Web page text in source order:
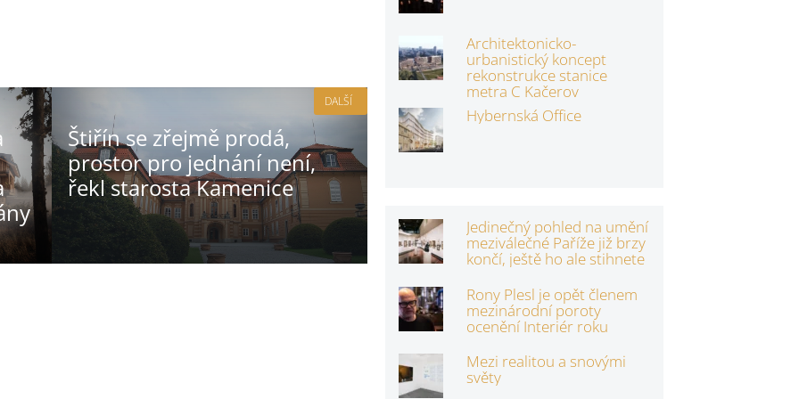
Štiřín se zřejmě prodá,
prostor pro jednání není,
řekl starosta Kamenice
DALŠÍ
Architektonicko-
urbanistický koncept
rekonstrukce stanice
metra C Kačerov
Hybernská Office
Jedinečný pohled na umění
meziválečné Paříže již brzy
končí, ještě ho ale stihnete
Rony Plesl je opět členem
mezinárodní poroty
ocenění Interiér roku
Mezi realitou a snovými
světy